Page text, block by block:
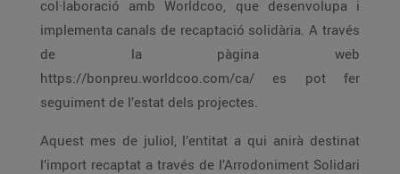
col·laboració amb Worldcoo, que desenvolupa i
implementa canals de recaptació solidària. A través
de la pàgina web
https://bonpreu.worldcoo.com/ca/ es pot fer
seguiment de l’estat dels projectes.
Aquest mes de juliol, l’entitat a qui anirà destinat
l’import recaptat a través de l’Arrodoniment Solidari